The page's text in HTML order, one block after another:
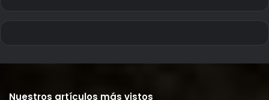
Nuestros artículos más vistos